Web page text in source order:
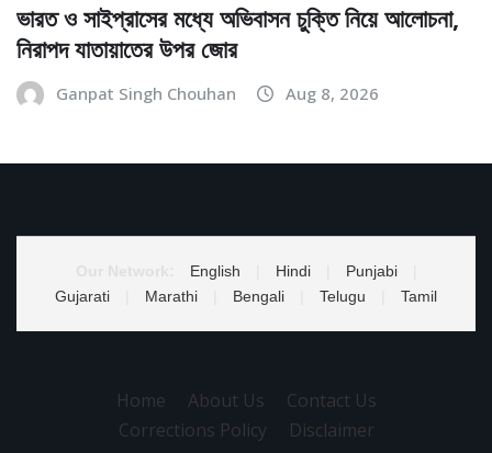
ভারত ও সাইপ্রাসের মধ্যে অভিবাসন চুক্তি নিয়ে আলোচনা,
নিরাপদ যাতায়াতের উপর জোর
Ganpat Singh Chouhan Aug 8, 2026
English Hindi Punjabi
Gujarati
Marathi Bengali Telugu Tamil
Home About Us
Contact Us
Corrections Policy
Disclaimer